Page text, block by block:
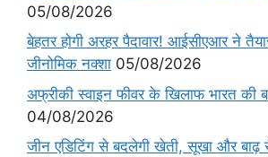
05/08/2026
बेहतर होगी अरहर पैदावार! आईसीएआर ने
जीनोमिक नक्शा 05/08/2026
अफ्रीकी स्वाइन फीवर के खिलाफ भारत की
04/08/2026
जीन एडिटिंग से बदलेगी खेती, सूखा और